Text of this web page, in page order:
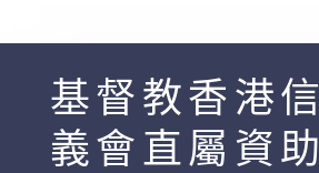
基督教香港信
義會直屬資助